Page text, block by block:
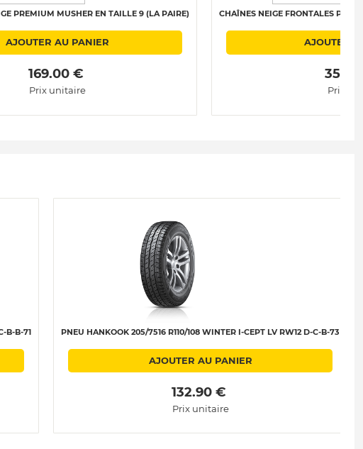
PREMIUM MUSHER EN TAILLE 9 (LA PAIRE)
AJOUTER AU PANIER
169.00 €
Prix unitaire
CHAÎNES NEIGE FRONTALES
AJOUTER
Prix
B-B-71 PNEU HANKOOK 205/7516 R110/108 WINTER I-CEPT LV RW12 D-C-B-73
AJOUTER AU PANIER
132.90 €
Prix unitaire